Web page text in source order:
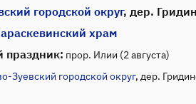
городской округ, дер.
храм
праздник: прор. Илии (2 августа)
Зуевский городской округ, дер.